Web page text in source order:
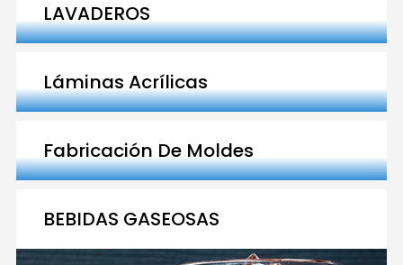
LAVADEROS
Láminas Acrílicas
Fabricación De Moldes
BEBIDAS GASEOSAS